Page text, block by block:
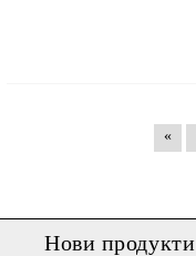
«
Нови продукти